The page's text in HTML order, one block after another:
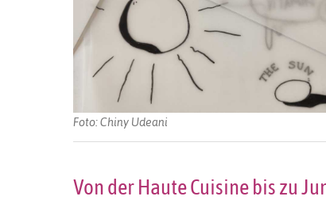
Foto: Chiny Udeani
Von der Haute Cuisine bis zu